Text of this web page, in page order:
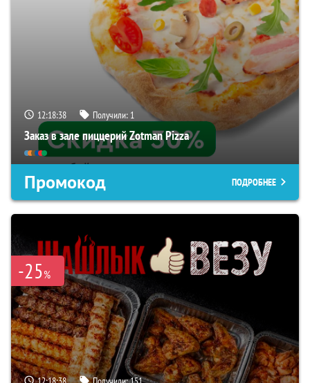
12:18:37 Получили: 1
Заказ в зале пиццерий Zotman Pizza
Промокод ПОДРОБНЕЕ
-25%